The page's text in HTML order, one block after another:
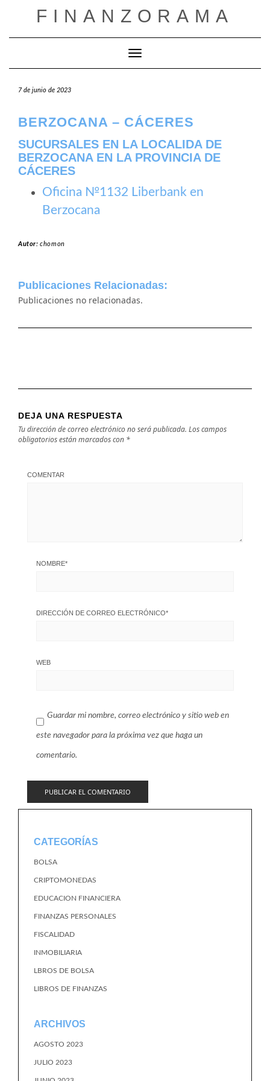
FINANZORAMA
Cambiar modo de navegación
7 de junio de 2023
BERZOCANA – CÁCERES
SUCURSALES EN LA LOCALIDA DE
BERZOCANA EN LA PROVINCIA DE
CÁCERES
Oficina №1132 Liberbank en
Berzocana
Autor:chomon
Publicaciones Relacionadas:
Publicaciones no relacionadas.
DEJA UNA RESPUESTA
Tu dirección de correo electrónico no será publicada. Los campos
obligatorios están marcados con *
COMENTAR
NOMBRE*
DIRECCIÓN DE CORREO ELECTRÓNICO*
WEB
Guardar mi nombre, correo electrónico y sitio web en
este navegador para la próxima vez que haga un
comentario.
CATEGORÍAS
BOLSA
CRIPTOMONEDAS
EDUCACION FINANCIERA
FINANZAS PERSONALES
FISCALIDAD
INMOBILIARIA
LBROS DE BOLSA
LIBROS DE FINANZAS
ARCHIVOS
AGOSTO 2023
JULIO 2023